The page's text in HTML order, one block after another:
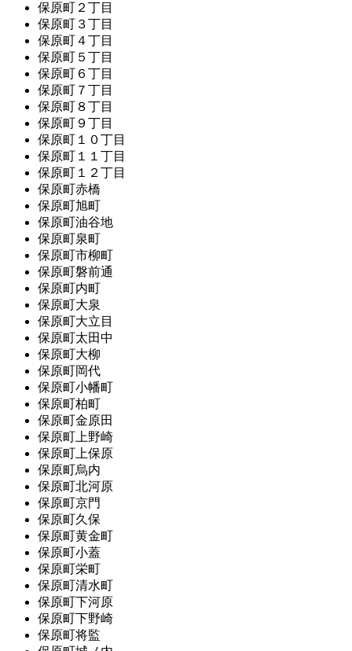
保原町２丁目
保原町３丁目
保原町４丁目
保原町５丁目
保原町６丁目
保原町７丁目
保原町８丁目
保原町９丁目
保原町１０丁目
保原町１１丁目
保原町１２丁目
保原町赤橋
保原町旭町
保原町油谷地
保原町泉町
保原町市柳町
保原町磐前通
保原町内町
保原町大泉
保原町大立目
保原町太田中
保原町大柳
保原町岡代
保原町小幡町
保原町柏町
保原町金原田
保原町上野崎
保原町上保原
保原町烏内
保原町北河原
保原町京門
保原町久保
保原町黄金町
保原町小蓋
保原町栄町
保原町清水町
保原町下河原
保原町下野崎
保原町将監